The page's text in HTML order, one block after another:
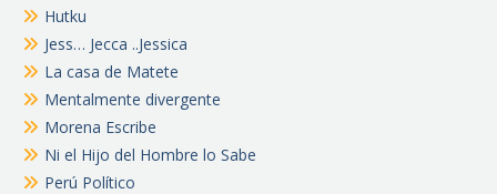
Hutku
Jess… Jecca ..Jessica
La casa de Matete
Mentalmente divergente
Morena Escribe
Ni el Hijo del Hombre lo Sabe
Perú Político